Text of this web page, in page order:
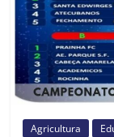
Agricultura